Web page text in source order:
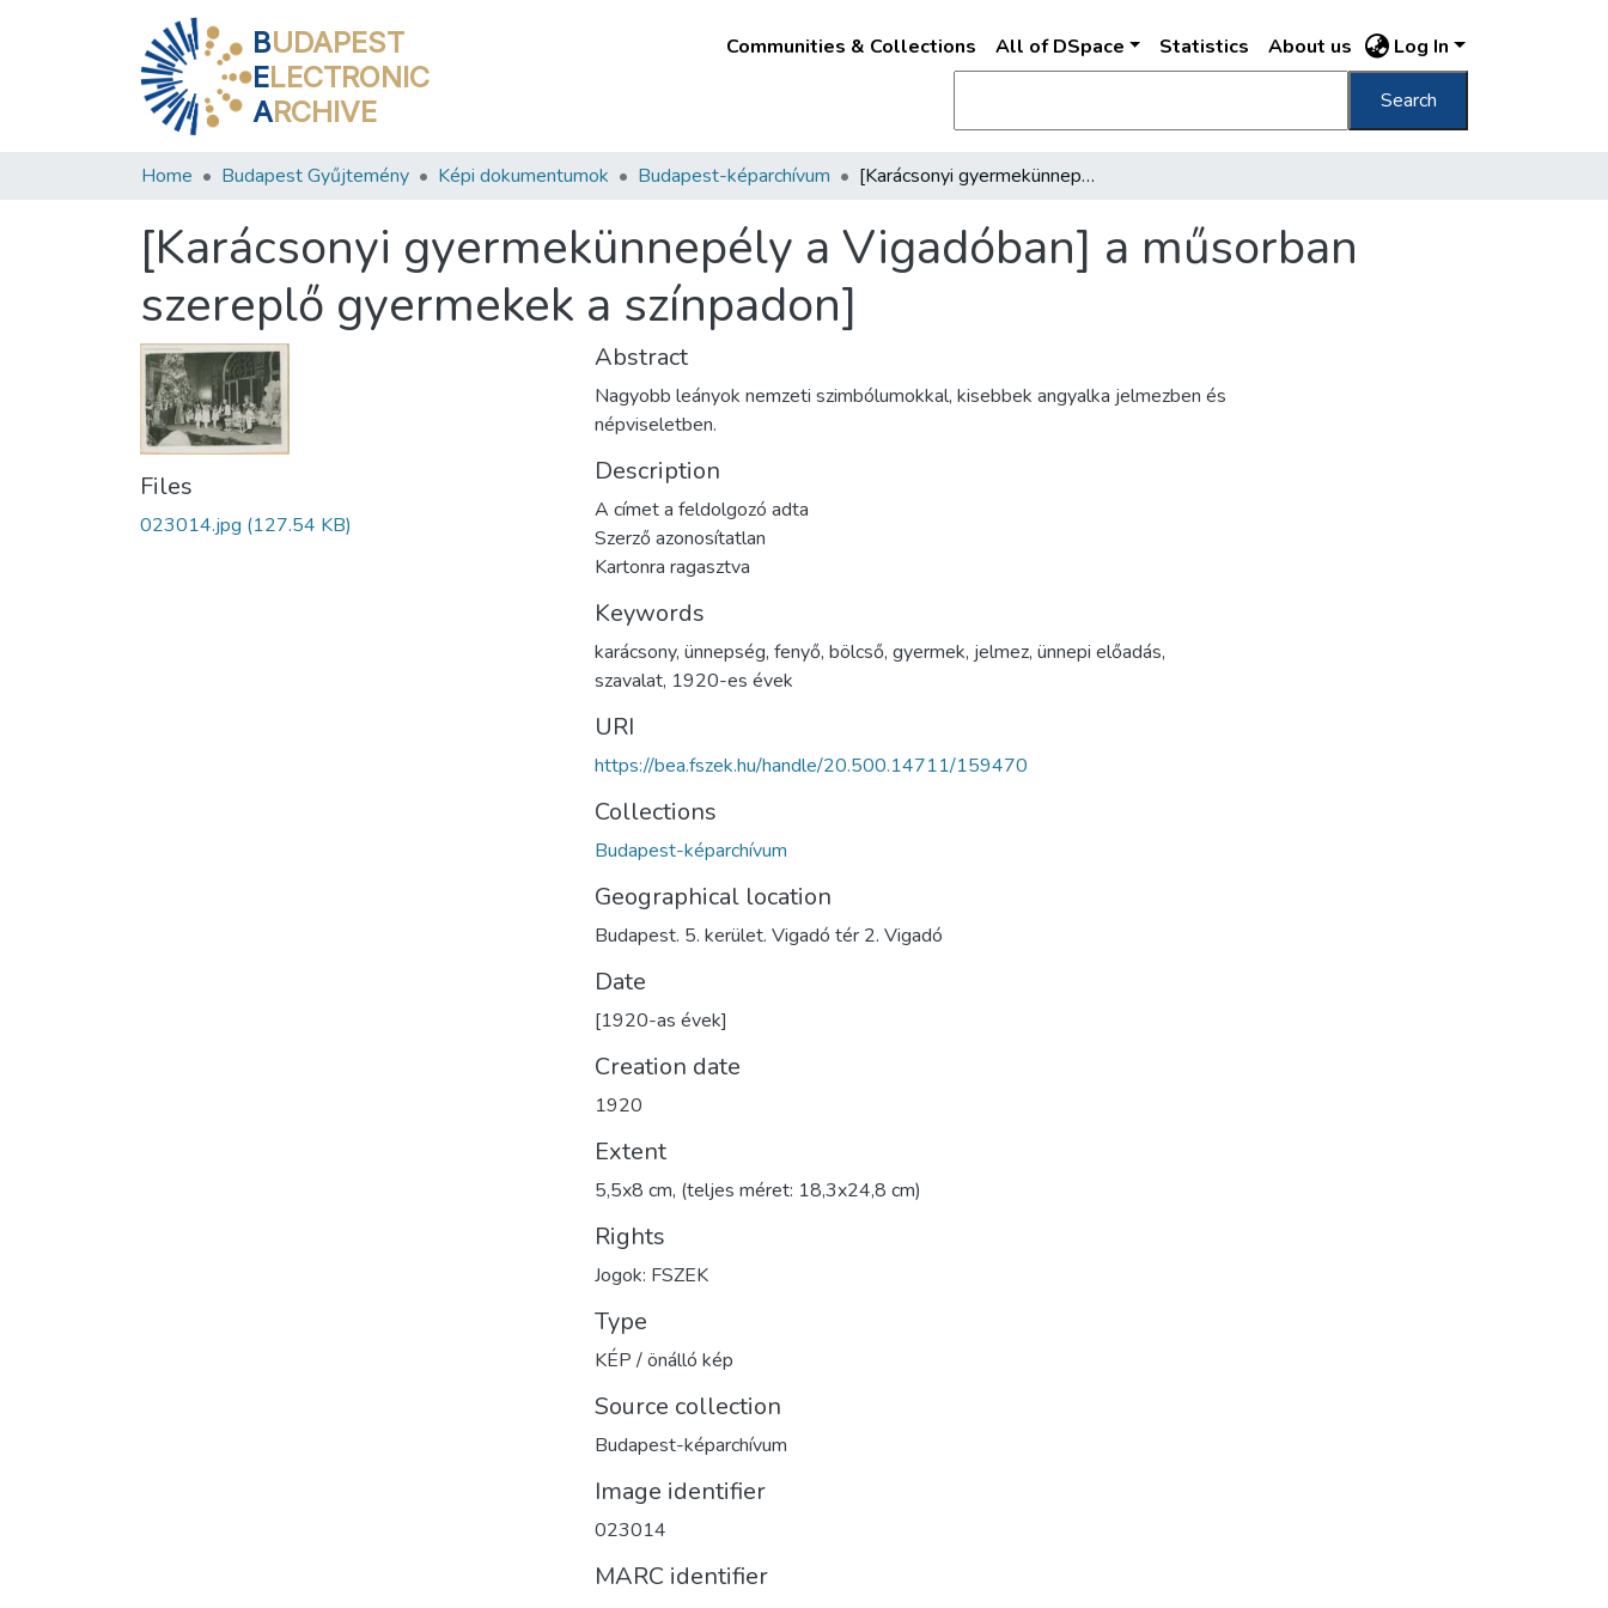
BUDAPEST
ELECTRONIC
ARCHIVE
Communities & Collections All of DSpace Statistics About us Log In
Search
Home Budapest Gyűjtemény Képi dokumentumok Budapest-képarchívum [Karácsonyi gyermekünnepély a Vigadóban] a műsorban szereplő gyermekek a színpadon]
[Karácsonyi gyermekünnepély a Vigadóban] a műsorban
szereplő gyermekek a színpadon]
Files
023014.jpg (127.54 KB)
Abstract
Nagyobb leányok nemzeti szimbólumokkal, kisebbek angyalka jelmezben és
népviseletben.
Description
A címet a feldolgozó adta
Szerző azonosítatlan
Kartonra ragasztva
Keywords
karácsony, ünnepség, fenyő, bölcső, gyermek, jelmez, ünnepi előadás,
szavalat, 1920-es évek
URI
https://bea.fszek.hu/handle/20.500.14711/159470
Collections
Budapest-képarchívum
Geographical location
Budapest. 5. kerület. Vigadó tér 2. Vigadó
Date
[1920-as évek]
Creation date
1920
Extent
5,5x8 cm, (teljes méret: 18,3x24,8 cm)
Rights
Jogok: FSZEK
Type
KÉP / önálló kép
Source collection
Budapest-képarchívum
Image identifier
023014
MARC identifier